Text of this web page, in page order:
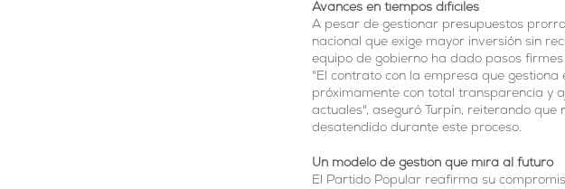
Avances en tiempos difíciles
A pesar de gestionar presupuestos
nacional que exige mayor inversión sin
equipo de gobierno ha dado pasos
"El contrato con la empresa que gestiona
próximamente con total transparencia y
actuales", aseguró Turpín, reiterando que
desatendido durante este proceso.
Un modelo de gestión que mira al futuro
El Partido Popular reafirma su